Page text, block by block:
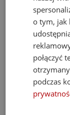
9
21 068,67 zł
o tym, jak
połączyć
podczas